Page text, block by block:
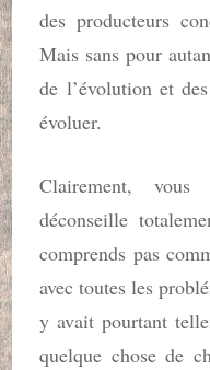
des producteurs
Mais sans pour
de l’évolution et
évoluer.
Clairement,
déconseille
comprends pas
avec toutes les
y avait pourtant
quelque chose de